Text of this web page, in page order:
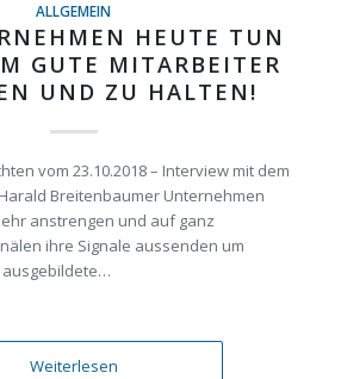
ALLGEMEIN
HEUTE TUN
GUTE MITARBEITER
UND ZU HALTEN!
vom 23.10.2018 – Interview mit dem
Breitenbaumer Unternehmen
anstrengen und auf ganz
ihre Signale aussenden um
Weiterlesen